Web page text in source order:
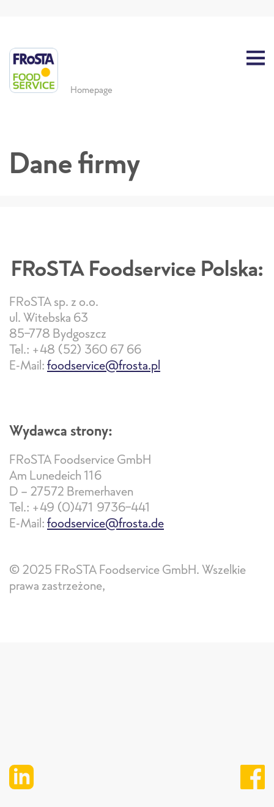
Homepage
Dane firmy
FRoSTA Foodservice Polska:
FRoSTA sp. z o.o.
ul. Witebska 63
85-778 Bydgoszcz
Tel.: +48 (52) 360 67 66
E-Mail:foodservice@frosta.pl
Wydawca strony:
FRoSTA Foodservice GmbH
Am Lunedeich 116
D - 27572 Bremerhaven
Tel.: +49 (0)471 9736-441
E-Mail:foodservice@frosta.de
© 2025 FRoSTA Foodservice GmbH. Wszelkie
prawa zastrzeżone,